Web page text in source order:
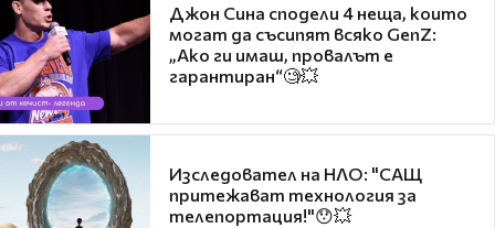
Джон Сина сподели 4 неща, които
могат да съсипят всяко GenZ:
„Ако ги имаш, провалът е
гарантиран“🧐💥
Изследовател на НЛО: "САЩ
притежават технология за
телепортация!"😯💥